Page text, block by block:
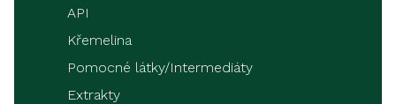
API
Křemelina
Pomocné látky/Intermediáty
Extrakty